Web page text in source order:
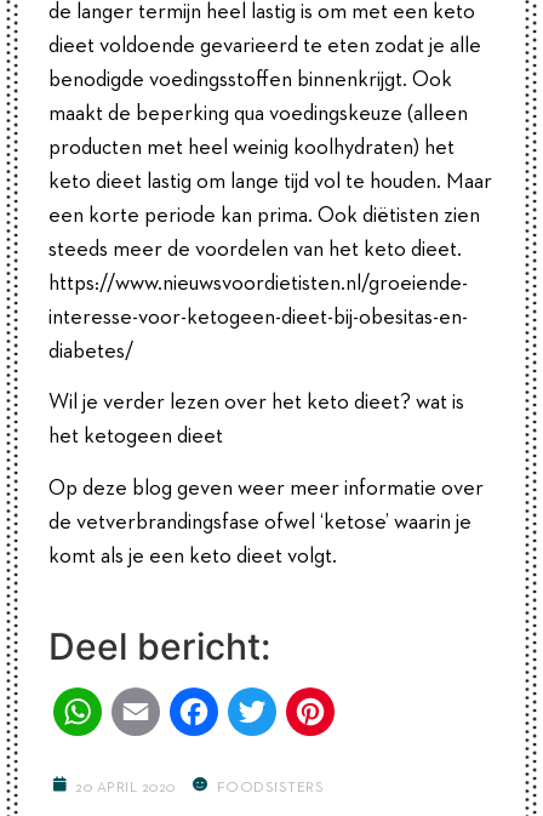
de langer termijn heel lastig is om met een keto
dieet voldoende gevarieerd te eten zodat je alle
benodigde voedingsstoffen binnenkrijgt. Ook
maakt de beperking qua voedingskeuze (alleen
producten met heel weinig koolhydraten) het
keto dieet lastig om lange tijd vol te houden. Maar
een korte periode kan prima. Ook diëtisten zien
steeds meer de voordelen van het keto dieet.
https://www.nieuwsvoordietisten.nl/groeiende-
interesse-voor-ketogeen-dieet-bij-obesitas-en-
diabetes/
Wil je verder lezen over het keto dieet? wat is
het ketogeen dieet
Op deze blog geven weer meer informatie over
de vetverbrandingsfase ofwel ‘ketose’ waarin je
komt als je een keto dieet volgt.
Deel bericht:
WhatsApp
Email FacebookTwitter
20 APRIL 2020 FOODSISTERS